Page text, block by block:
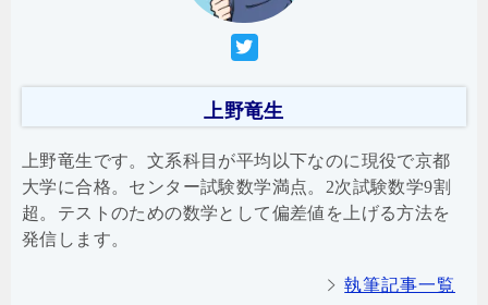
上野竜生
上野竜生です。文系科目が平均以下なのに現役で京都
大学に合格。センター試験数学満点。2次試験数学9割
超。テストのための数学として偏差値を上げる方法を
発信します。
執筆記事一覧